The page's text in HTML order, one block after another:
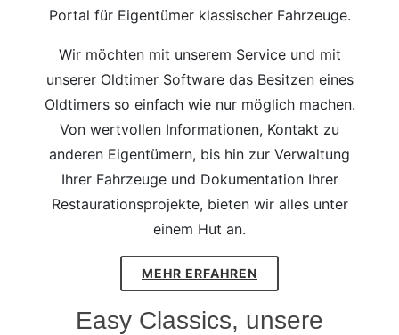
Portal für Eigentümer klassischer Fahrzeuge.
Wir möchten mit unserem Service und mit
unserer Oldtimer Software das Besitzen eines
Oldtimers so einfach wie nur möglich machen.
Von wertvollen Informationen, Kontakt zu
anderen Eigentümern, bis hin zur Verwaltung
Ihrer Fahrzeuge und Dokumentation Ihrer
Restaurationsprojekte, bieten wir alles unter
einem Hut an.
MEHR ERFAHREN
Easy Classics, unsere